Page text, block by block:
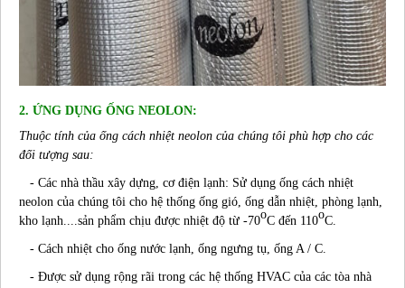
2. ỨNG DỤNG ỐNG NEOLON:
Thuộc tính của ống cách nhiệt neolon của chúng tôi phù hợp cho các
đối tượng sau:
- Các nhà thầu xây dựng, cơ điện lạnh: Sử dụng ống cách nhiệt
neolon của chúng tôi cho hệ thống ống gió, ống dẫn nhiệt, phòng lạnh,
kho lạnh....sản phẩm chịu được nhiệt độ từ -70oC đến 110oC.
- Cách nhiệt cho ống nước lạnh, ống ngưng tụ, ống A / C.
- Được sử dụng rộng rãi trong các hệ thống HVAC của các tòa nhà